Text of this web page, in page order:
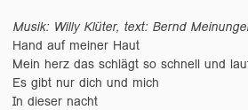
Musik: Willy Klüter, text: Bernd
Hand auf meiner Haut
Mein herz das schlägt so schnell und
Es gibt nur dich und mich
In dieser nacht